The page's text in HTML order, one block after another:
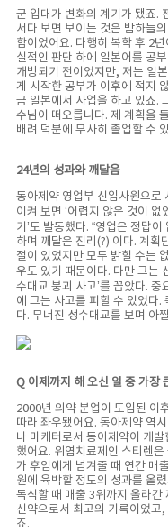
군 입대가 변화의 계기가 됐죠.
서다 보면 보이는 것은 밤하늘
함이었어요. 다행히 복학 후 2
실적인 판단 하에 일본어를 공
개방되기 전이었지만, 저는 일
게 시작한 공부가 이후에 적지
금 일본에서 사업을 하고 있죠.
수님이 떠오릅니다. 제 계획을
배려 덕분에 무사히 졸업할 수
24년의 성과와 깨달음
동아제약 영업부 신입사원으로
이켜 보면 ‘어렵지 않은 것이 없
기’도 발동했다. “영업은 정답
하며 깨달은 진리(?) 이다. 계획
절이 있었지만 모두 밝힐 수는
우도 있기 때문이다. 다만 그는
수대교 붕괴 사고’를 꼽았다.
에 그는 사고를 피할 수 있었다.
다. 무너진 성수대교를 보며 아
Q 이제까지 해 오신 일 중 가장
2000년 의약 분업이 도입된 이
따라 좌우됐어요. 동아제약 역
나 마케터로서 동아제약이 개
했어요. 위염치료제인 스티렌
가 후임에게 넘겨줄 때 연간 매
원에 육박할 정도의 성과를 올
독식할 때 매출 3위까지 올라간
신약으로서 최고의 기록이었고
죠.